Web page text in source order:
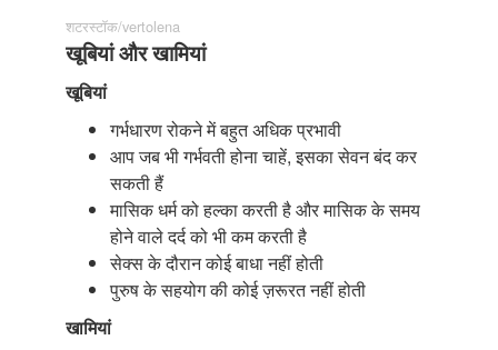
शटरस्टॉक/vertolena
खूबियां और खामियां
खूबियां
गर्भधारण रोकने में बहुत अधिक प्रभावी
आप जब भी गर्भवती होना चाहें, इसका सेवन बंद कर
सकती हैं
मासिक धर्म को हल्का करती है और मासिक के समय
होने वाले दर्द को भी कम करती है
सेक्स के दौरान कोई बाधा नहीं होती
पुरुष के सहयोग की कोई ज़रूरत नहीं होती
खामियां